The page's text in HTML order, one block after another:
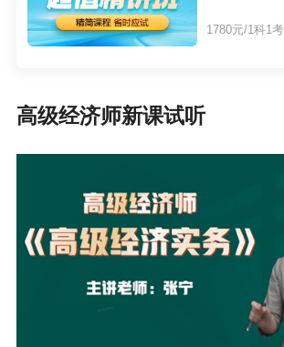
会保障部门审核推荐。凡推荐至
高层次急需紧缺特殊人才直接评
荐函并加盖单位公章，并在规定
四、评审组织要求
（一）评审委员会设置。自治区
障厅设置“2026年广西高层次急需
接评审高级职称评委会（上半年
西高层次急需紧缺特殊人才直接
1780元/1科1
高级经济师新课试听